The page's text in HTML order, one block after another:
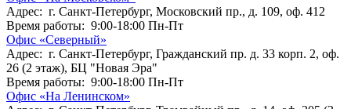
Адрес: г. Санкт-Петербург, Московский пр., д. 109, оф. 412
Время работы: 9:00-18:00 Пн-Пт
Офис «Северный»
Адрес: г. Санкт-Петербург, Гражданский пр. д. 33 корп. 2, оф.
26 (2 этаж), БЦ "Новая Эра"
Время работы: 9:00-18:00 Пн-Пт
Офис «На Ленинском»